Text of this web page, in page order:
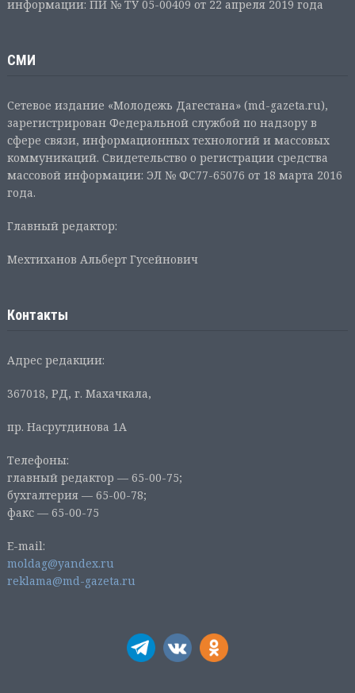
информации: ПИ № ТУ 05-00409 от 22 апреля 2019 года
СМИ
Сетевое издание «Молодежь Дагестана» (md-gazeta.ru),
зарегистрирован Федеральной службой по надзору в
сфере связи, информационных технологий и массовых
коммуникаций. Свидетельство о регистрации средства
массовой информации: ЭЛ № ФС77-65076 от 18 марта 2016
года.
Главный редактор:
Мехтиханов Альберт Гусейнович
Контакты
Адрес редакции:
367018, РД, г. Махачкала,
пр. Насрутдинова 1А
Телефоны:
главный редактор — 65-00-75;
бухгалтерия — 65-00-78;
факс — 65-00-75
E-mail:
moldag@yandex.ru
reklama@md-gazeta.ru